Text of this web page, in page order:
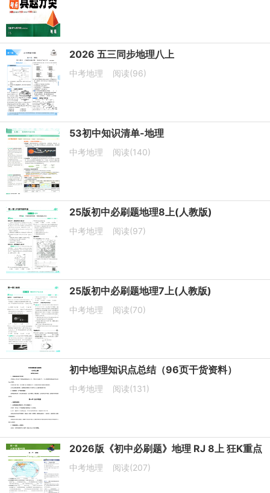
2026 五三同步地理八上
中考地理 阅读(96)
53初中知识清单-地理
中考地理 阅读(140)
25版初中必刷题地理8上(人教版)
中考地理 阅读(97)
25版初中必刷题地理7上(人教版)
中考地理 阅读(70)
初中地理知识点总结（96页干货资料）
中考地理 阅读(131)
2026版《初中必刷题》地理 RJ 8上 狂K重点
中考地理 阅读(207)